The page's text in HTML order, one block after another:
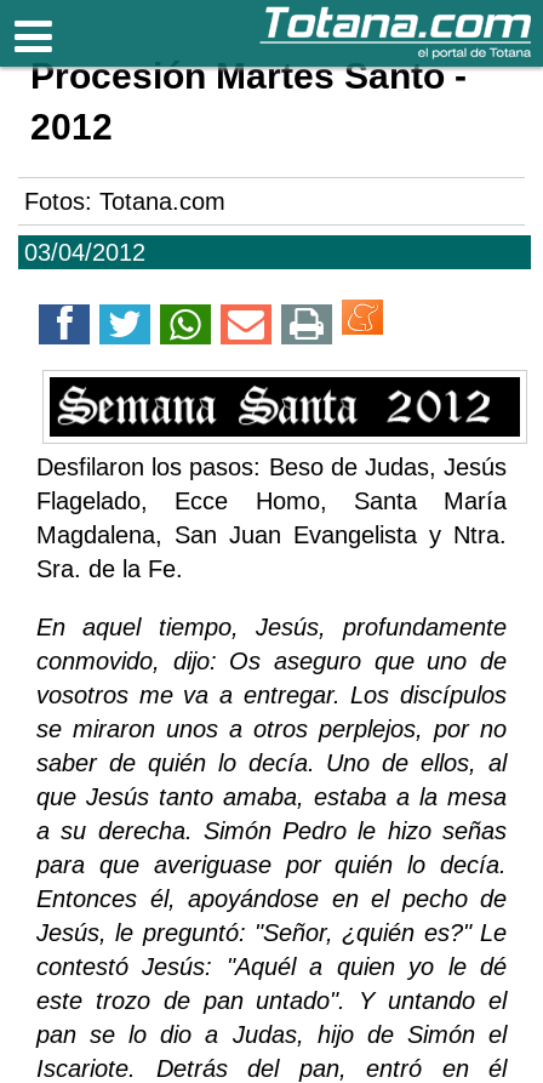
Totana.com
03/04/2012
Procesión Martes Santo -
2012
Fotos: Totana.com
Desfilaron los pasos: Beso de Judas, Jesús
Flagelado, Ecce Homo, Santa María
Magdalena, San Juan Evangelista y Ntra.
Sra. de la Fe.
En aquel tiempo, Jesús, profundamente
conmovido, dijo: Os aseguro que uno de
vosotros me va a entregar. Los discípulos
se miraron unos a otros perplejos, por no
saber de quién lo decía. Uno de ellos, al
que Jesús tanto amaba, estaba a la mesa
a su derecha. Simón Pedro le hizo señas
para que averiguase por quién lo decía.
Entonces él, apoyándose en el pecho de
Jesús, le preguntó: "Señor, ¿quién es?" Le
contestó Jesús: "Aquél a quien yo le dé
este trozo de pan untado". Y untando el
pan se lo dio a Judas, hijo de Simón el
Iscariote. Detrás del pan, entró en él